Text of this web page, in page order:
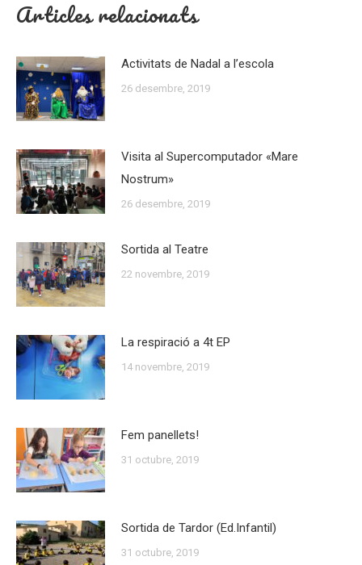
Articles relacionats
Activitats de Nadal a l’escola
26 desembre, 2019
Visita al Supercomputador «Mare
Nostrum»
26 desembre, 2019
Sortida al Teatre
22 novembre, 2019
La respiració a 4t EP
14 novembre, 2019
Fem panellets!
31 octubre, 2019
Sortida de Tardor (Ed.Infantil)
31 octubre, 2019